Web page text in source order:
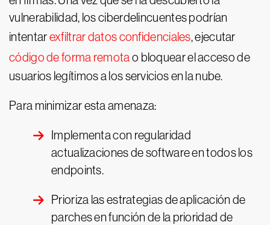
vulnerabilidad, los ciberdelincuentes podrían
intentarexfiltrar datos confidenciales, ejecutar
código de forma remota o bloquear el acceso de
usuarios legítimos a los servicios en la nube.
Para minimizar esta amenaza:
Implementa con regularidad
actualizaciones de software en todos los
endpoints.
Prioriza las estrategias de aplicación de
parches en función de la prioridad de